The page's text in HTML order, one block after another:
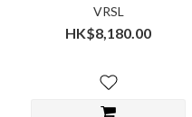
VRSL
HK$8,180.00